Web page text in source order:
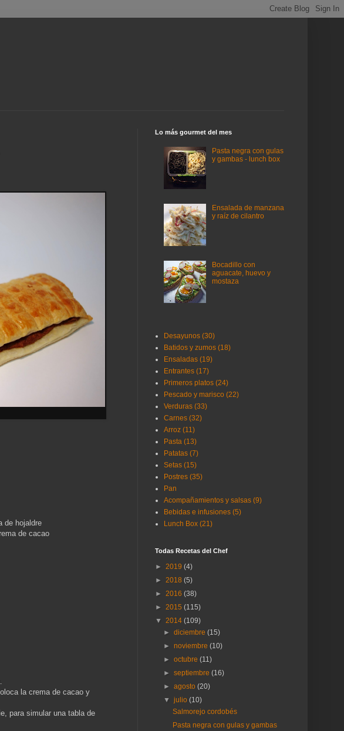
de hojaldre
de cacao
la crema de cacao y
para simular una tabla de
Lo más gourmet del mes
Pasta negra con gulas
y gambas - lunch box
Ensalada de manzana
y raíz de cilantro
Bocadillo con
aguacate, huevo y
mostaza
Desayunos (30)
Batidos y zumos (18)
Ensaladas (19)
Entrantes (17)
Primeros platos (24)
Pescado y marisco (22)
Verduras (33)
Carnes (32)
Arroz (11)
Pasta (13)
Patatas (7)
Setas (15)
Postres (35)
Pan
Acompañamientos y salsas (9)
Bebidas e infusiones (5)
Lunch Box (21)
Todas Recetas del Chef
► 2019 (4)
► 2018 (5)
► 2016 (38)
► 2015 (115)
▼ 2014 (109)
►diciembre(15)
►noviembre(10)
►octubre(11)
►septiembre(16)
►agosto(20)
▼julio(10)
Salmorejo cordobés
Pasta negra con gulas y gambas